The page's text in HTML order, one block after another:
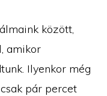
között,
amikor
Ilyenkor még
pár percet